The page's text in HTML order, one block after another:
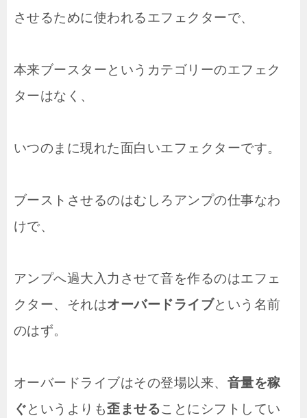
させるために使われるエフェクターで、
本来ブースターというカテゴリーのエフェク
ターはなく、
いつのまに現れた面白いエフェクターです。
ブーストさせるのはむしろアンプの仕事なわ
けで、
アンプへ過大入力させて音を作るのはエフェ
クター、それはオーバードライブという名前
のはず。
オーバードライブはその登場以来、 音量を稼
ぐというよりも歪ませることにシフトしてい